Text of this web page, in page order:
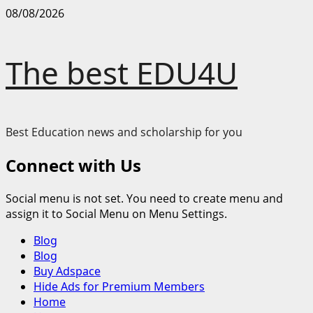
Skip
08/08/2026
The best EDU4U
Best Education news and scholarship for you
Connect with Us
Social menu is not set. You need to create menu and
assign it to Social Menu on Menu Settings.
Primary
Menu
Blog
Blog
Buy Adspace
Hide Ads for Premium Members
Home